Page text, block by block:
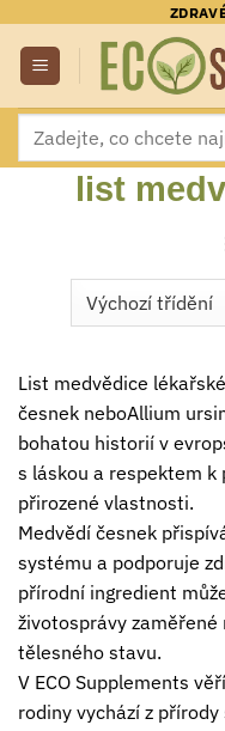
obsah
Hledat:
list
List medvědice
česnek neboAllium
bohatou historií v
s láskou a respektem k
přirozené vlastnosti.
Medvědí česnek
systému a podporuje
přírodní ingredient
životosprávy
tělesného stavu.
V ECO Supplements
rodiny vychází z